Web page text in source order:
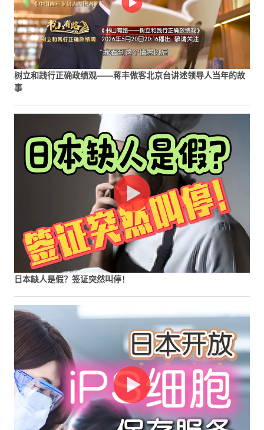
树立和践行正确政绩观——蒋丰做客北京台讲述领导人当年的故
事
日本缺人是假？签证突然叫停！